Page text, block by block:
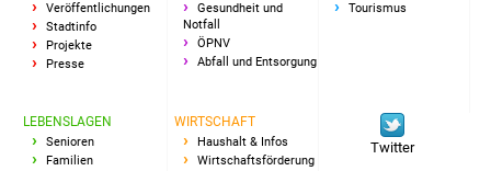
Tourismus
Schwäbischer Albtrauf
Veröffentlichungen
Stadtinfo
Projekte
Presse
Gesundheit und
Notfall
ÖPNV
Abfall und Entsorgung
Tourismus
LEBENSLAGEN
Senioren
Familien
WIRTSCHAFT
Haushalt & Infos
Wirtschaftsförderung
Twitter